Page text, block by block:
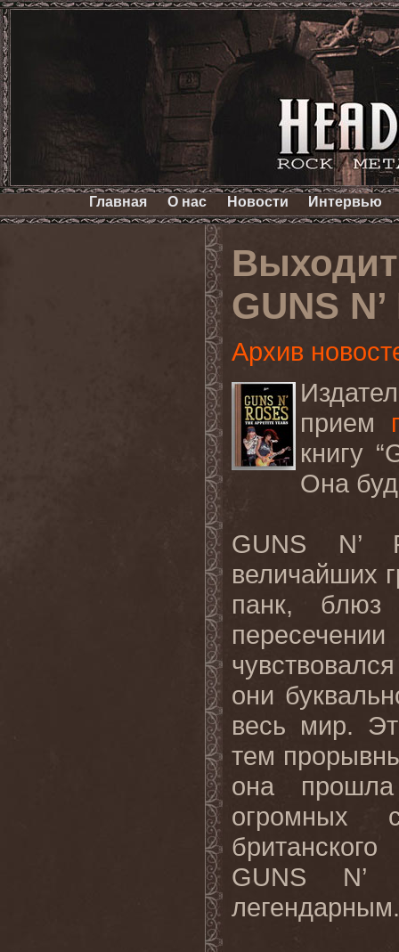
Главная О нас Новости Интервью
Выходит
GUNS
Архив
прием
книгу
Она
GUNS N’
величайших
панк,
они
весь мир.
тем
она
огромных
GUNS N’
легендарным.